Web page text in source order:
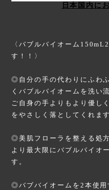
日本国内に
〈バブルバイオーム
す！！〉
◎自分の手の代わりにふわ
くバブルバイオームを洗い
ご自身の手よりもより優し
をやさしく落としてくれます
◎美肌フローラを整える処
より最大限にバブルバイオ
す。
◎バブバイオームを2本使用